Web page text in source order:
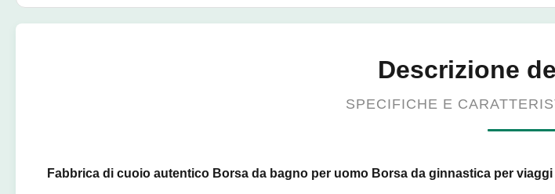
Descrizione
SPECIFICHE E
Fabbrica di cuoio autentico Borsa da bagno per uomo Borsa da ginnastica per viaggi